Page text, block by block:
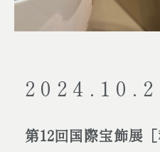
第12回国際宝飾展